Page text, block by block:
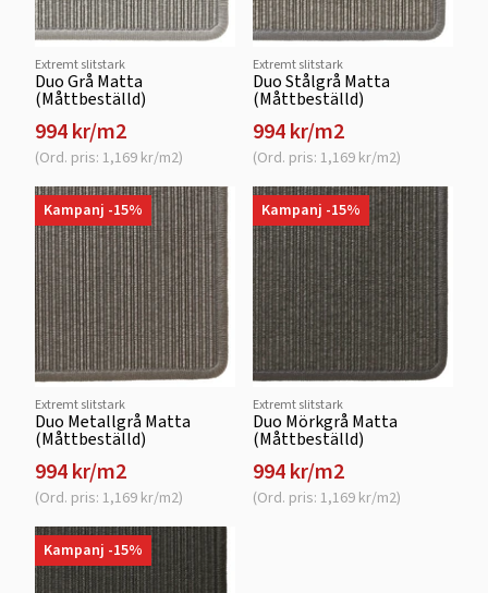
Extremt slitstark
Duo Grå Matta
(Måttbeställd)
994 kr/m2
(Ord. pris: 1,169 kr/m2)
Extremt slitstark
Duo Stålgrå Matta
(Måttbeställd)
994 kr/m2
(Ord. pris: 1,169 kr/m2)
Kampanj -15%
Extremt slitstark
Duo Metallgrå Matta
(Måttbeställd)
994 kr/m2
(Ord. pris: 1,169 kr/m2)
Kampanj -15%
Extremt slitstark
Duo Mörkgrå Matta
(Måttbeställd)
994 kr/m2
(Ord. pris: 1,169 kr/m2)
Kampanj -15%